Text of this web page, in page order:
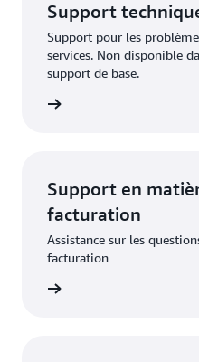
Support
Support pour les
services. Non disponible
support de base.
Support en
facturation
Assistance sur les
facturation